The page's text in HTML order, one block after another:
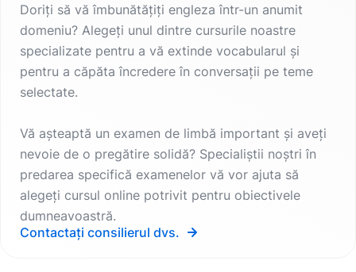
Doriți să vă îmbunătățiți engleza într-un anumit
domeniu? Alegeți unul dintre cursurile noastre
specializate pentru a vă extinde vocabularul și
pentru a căpăta încredere în conversații pe teme
selectate.
Vă așteaptă un examen de limbă important și aveți
nevoie de o pregătire solidă? Specialiștii noștri în
predarea specifică examenelor vă vor ajuta să
alegeți cursul online potrivit pentru obiectivele
dumneavoastră.
Contactați consilierul dvs.